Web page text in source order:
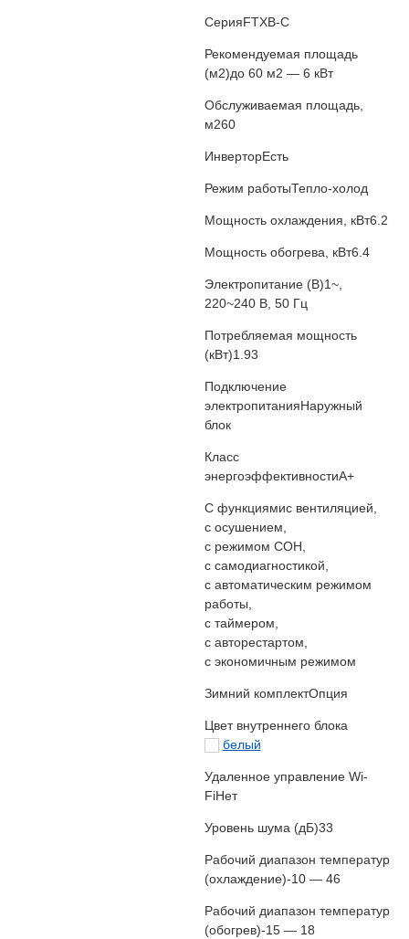
СерияFTXB-C
Рекомендуемая площадь
(м2)до 60 м2 — 6 кВт
Обслуживаемая площадь,
м260
ИнверторЕсть
Режим работыТепло-холод
Мощность охлаждения, кВт6.2
Мощность обогрева, кВт6.4
Электропитание (В)1~,
220~240 В, 50 Гц
Потребляемая мощность
(кВт)1.93
Подключение
электропитанияНаружный
блок
Класс
энергоэффективностиA+
С функциямис вентиляцией,
с осушением,
с режимом СОН,
с самодиагностикой,
с автоматическим режимом
работы,
с таймером,
с авторестартом,
с экономичным режимом
Зимний комплектОпция
Цвет внутреннего блока
белый
Удаленное управление Wi-
FiНет
Уровень шума (дБ)33
Рабочий диапазон температур
(охлаждение)-10 — 46
Рабочий диапазон температур
(обогрев)-15 — 18